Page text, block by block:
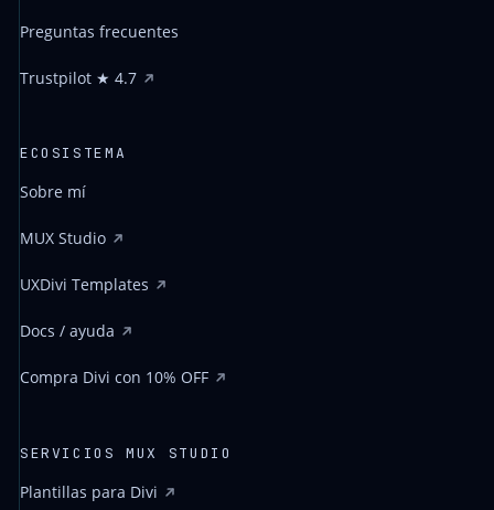
Preguntas frecuentes
Trustpilot ★ 4.7
ECOSISTEMA
Sobre mí
MUX Studio
UXDivi Templates
Docs / ayuda
Compra Divi con 10% OFF
SERVICIOS MUX STUDIO
Plantillas para Divi